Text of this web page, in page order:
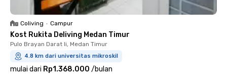
Coliving • Campur
Kost Rukita Deliving Medan Timur
Pulo Brayan Darat Ii, Medan Timur
4.8 km dari universitas mikroskil
mulai dari Rp1.368.000 /bulan